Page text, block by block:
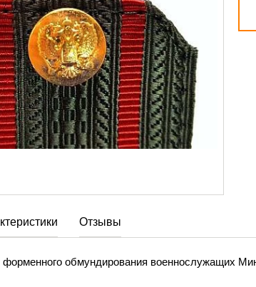
Отзывы
обмундирования военнослужащих